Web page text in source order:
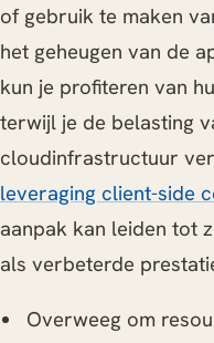
of gebruik te maken
het geheugen van de
kun je profiteren van
terwijl je de belasting
cloudinfrastructuur
leveraging client-side
aanpak kan leiden tot
als verbeterde
Overweeg om